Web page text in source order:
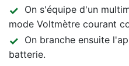
On s'équipe d'un
mode Voltmètre courant
On branche ensuite
batterie.